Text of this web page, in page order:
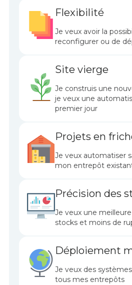
Flexibilité
Je veux avoir la
reconfigurer ou de
Site vierge
Je construis une
je veux une
premier jour
Projets en
Je veux automatiser
mon entrepôt
Précision des
Je veux une
stocks et moins de
Déploiement
Je veux des
tous mes entrepôts